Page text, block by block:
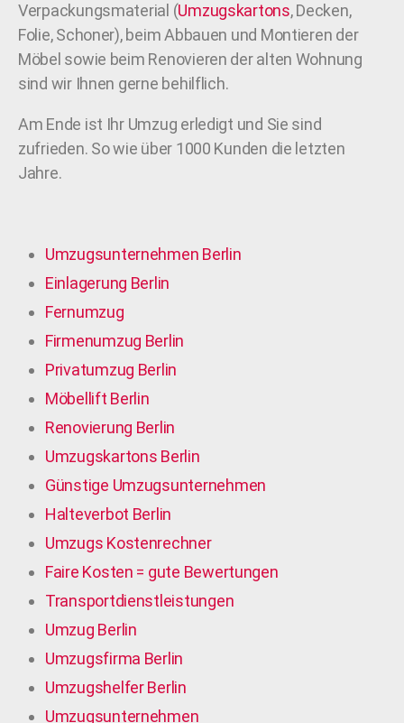
Verpackungsmaterial (Umzugskartons, Decken,
Folie, Schoner), beim Abbauen und Montieren der
Möbel sowie beim Renovieren der alten Wohnung
sind wir Ihnen gerne behilflich.
Am Ende ist Ihr Umzug erledigt und Sie sind
zufrieden. So wie über 1000 Kunden die letzten
Jahre.
Umzugsunternehmen Berlin
Einlagerung Berlin
Fernumzug
Firmenumzug Berlin
Privatumzug Berlin
Möbellift Berlin
Renovierung Berlin
Umzugskartons Berlin
Günstige Umzugsunternehmen
Halteverbot Berlin
Umzugs Kostenrechner
Faire Kosten = gute Bewertungen
Transportdienstleistungen
Umzug Berlin
Umzugsfirma Berlin
Umzugshelfer Berlin
Umzugsunternehmen